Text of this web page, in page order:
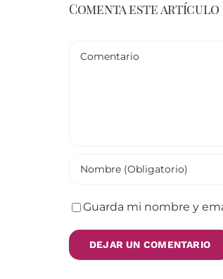
Comenta este artículo
Guarda mi nombre y